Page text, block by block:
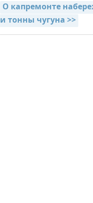
О капремонте
и тонны чугуна >>